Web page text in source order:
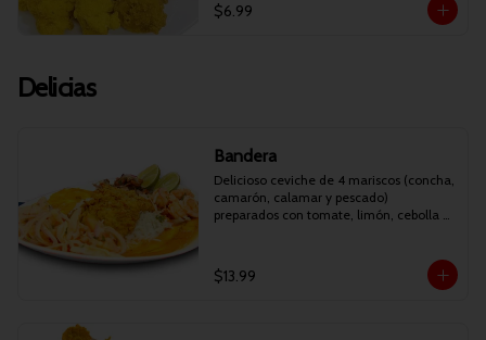
$6.99
Delicias
Bandera
Delicioso ceviche de 4 mariscos (concha,
camarón, calamar y pescado)
preparados con tomate, limón, cebolla y
frito.
NOTA: No incluye guatita.
$13.99